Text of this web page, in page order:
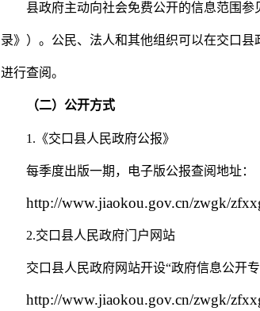
县政府主动向社会免费公开的信息范围参
录》）。公民、法人和其他组织可以在交口
进行查阅。
（二）公开方式
1.《交口县人民政府公报》
每季度出版一期，电子版公报查阅地址：
http://www.jiaokou.gov.cn/zwgk/
2.交口县人民政府门户网站
交口县人民政府网站开设“政府信息公开
http://www.jiaokou.gov.cn/zwgk/